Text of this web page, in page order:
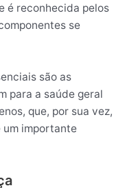
é reconhecida pelos
se
são as
para a saúde geral
que, por sua vez,
um importante